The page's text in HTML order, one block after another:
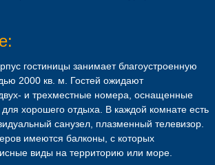
гостиницы занимает благоустроенную
2000 кв. м. Гостей ожидают
и трехместные номера, оснащенные
хорошего отдыха. В каждой комнате есть
санузел, плазменный телевизор.
имеются балконы, с которых
виды на территорию или море.